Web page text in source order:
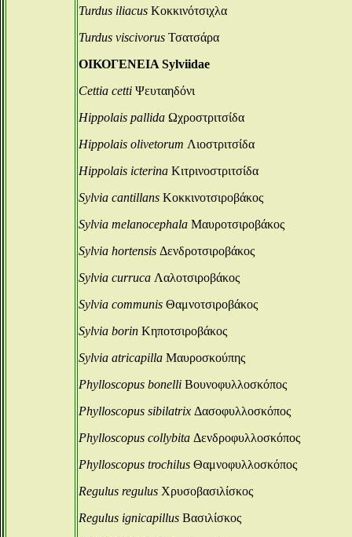
Turdus iliacus Κοκκινότσιχλα
Turdus viscivorus Τσατσάρα
ΟΙΚΟΓΕΝΕΙΑ Sylviidae
Cettia cetti Ψευταηδόνι
Hippolais pallida Ωχροστριτσίδα
Hippolais olivetorum Λιοστριτσίδα
Hippolais icterina Κιτρινοστριτσίδα
Sylvia cantillans Κοκκινοτσιροβάκος
Sylvia melanocephala Μαυροτσιροβάκος
Sylvia hortensis Δενδροτσιροβάκος
Sylvia curruca Λαλοτσιροβάκος
Sylvia communis Θαμνοτσιροβάκος
Sylvia borin Κηποτσιροβάκος
Sylvia atricapilla Μαυροσκούπης
Phylloscopus bonelli Βουνοφυλλοσκόπος
Phylloscopus sibilatrix Δασοφυλλοσκόπος
Phylloscopus collybita Δενδροφυλλοσκόπος
Phylloscopus trochilus Θαμνοφυλλοσκόπος
Regulus regulus Χρυσοβασιλίσκος
Regulus ignicapillus Βασιλίσκος